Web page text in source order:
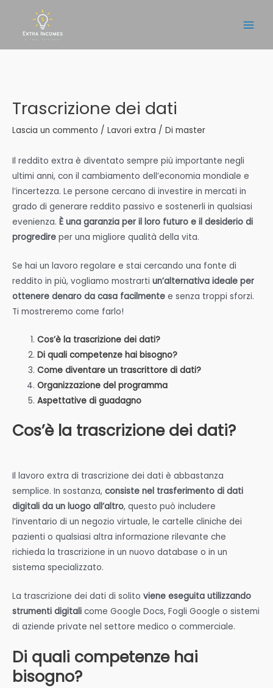
contenuto
Trascrizione dei dati
Lascia un commento / Lavori extra / Di master
Il reddito extra è diventato sempre più importante negli
ultimi anni, con il cambiamento dell’economia mondiale e
l’incertezza. Le persone cercano di investire in mercati in
grado di generare reddito passivo e sostenerli in qualsiasi
evenienza. È una garanzia per il loro futuro e il desiderio di
progredire per una migliore qualità della vita.
Se hai un lavoro regolare e stai cercando una fonte di
reddito in più, vogliamo mostrarti un’alternativa ideale per
ottenere denaro da casa facilmente e senza troppi sforzi.
Ti mostreremo come farlo!
Cos’è la trascrizione dei dati?
Di quali competenze hai bisogno?
Come diventare un trascrittore di dati?
Organizzazione del programma
Aspettative di guadagno
Cos’è la trascrizione dei dati?
Il lavoro extra di trascrizione dei dati è abbastanza
semplice. In sostanza, consiste nel trasferimento di dati
digitali da un luogo all’altro, questo può includere
l’inventario di un negozio virtuale, le cartelle cliniche dei
pazienti o qualsiasi altra informazione rilevante che
richieda la trascrizione in un nuovo database o in un
sistema specializzato.
La trascrizione dei dati di solito viene eseguita utilizzando
strumenti digitali come Google Docs, Fogli Google o sistemi
di aziende private nel settore medico o commerciale.
Di quali competenze hai
bisogno?